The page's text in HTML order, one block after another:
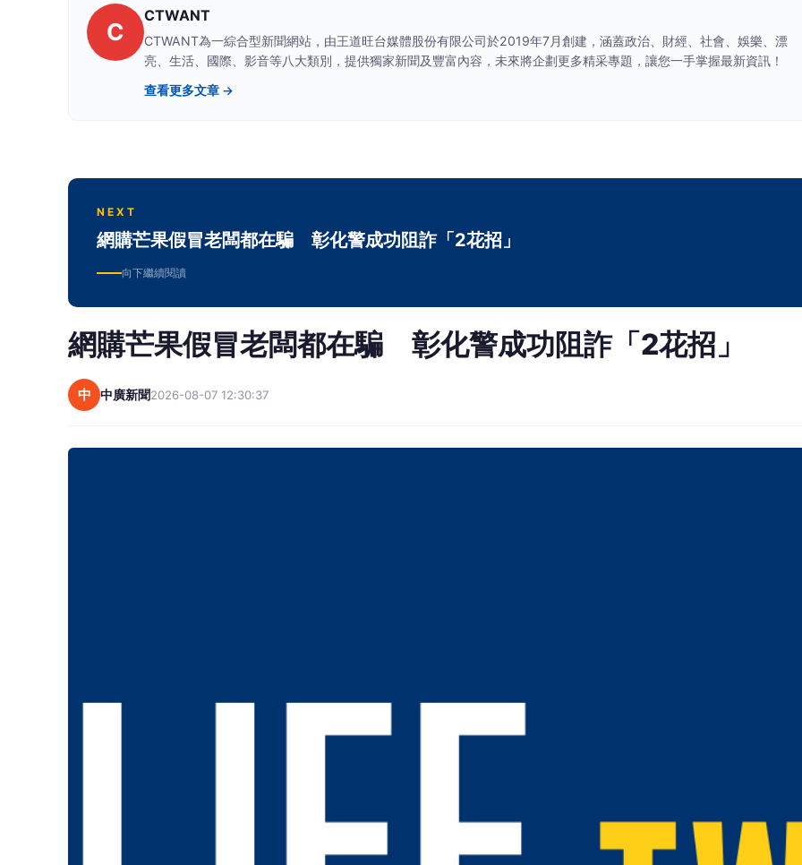
C
CTWANT
CTWANT為一綜合型新聞網站，由王道旺台媒體股份有限公司於2019年7月創建，涵蓋政治、財經、社會、娛樂、漂
亮、生活、國際、影音等八大類別，提供獨家新聞及豐富內容，未來將企劃更多精采專題，讓您一手掌握最新資訊！
查看更多文章 →
NEXT
網購芒果假冒老闆都在騙 彰化警成功阻詐「2花招」
向下繼續閱讀
網購芒果假冒老闆都在騙 彰化警成功阻詐「2花招」
中 中廣新聞2026-08-07 12:30:37